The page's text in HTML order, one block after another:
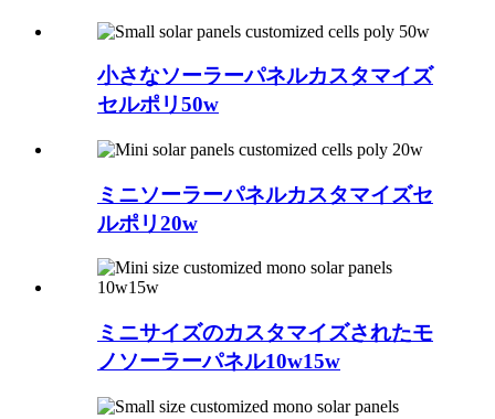
小さなソーラーパネルカスタマイズ
セルポリ50w
ミニソーラーパネルカスタマイズセ
ルポリ20w
ミニサイズのカスタマイズされたモ
ノソーラーパネル10w15w